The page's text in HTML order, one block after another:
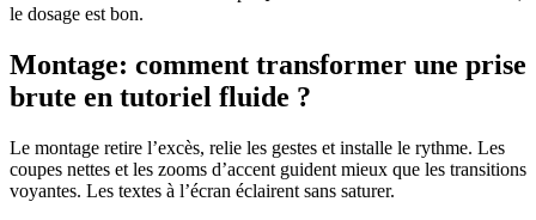
le dosage est bon.
Montage: comment transformer une prise
brute en tutoriel fluide ?
Le montage retire l’excès, relie les gestes et installe le rythme. Les
coupes nettes et les zooms d’accent guident mieux que les transitions
voyantes. Les textes à l’écran éclairent sans saturer.